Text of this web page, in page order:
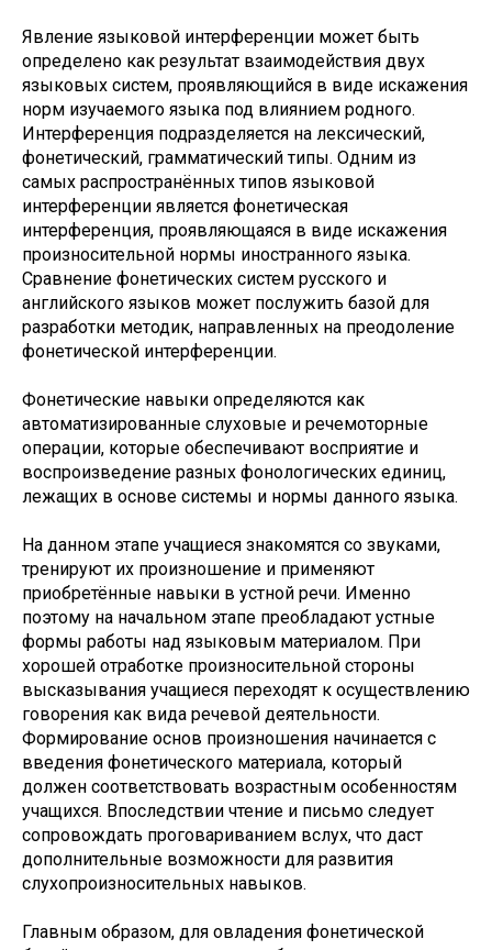
Явление языковой интерференции может быть
определено как результат взаимодействия двух
языковых систем, проявляющийся в виде искажения
норм изучаемого языка под влиянием родного.
Интерференция подразделяется на лексический,
фонетический, грамматический типы. Одним из
самых распространённых типов языковой
интерференции является фонетическая
интерференция, проявляющаяся в виде искажения
произносительной нормы иностранного языка.
Сравнение фонетических систем русского и
английского языков может послужить базой для
разработки методик, направленных на преодоление
фонетической интерференции.
Фонетические навыки определяются как
автоматизированные слуховые и речемоторные
операции, которые обеспечивают восприятие и
воспроизведение разных фонологических единиц,
лежащих в основе системы и нормы данного языка.
На данном этапе учащиеся знакомятся со звуками,
тренируют их произношение и применяют
приобретённые навыки в устной речи. Именно
поэтому на начальном этапе преобладают устные
формы работы над языковым материалом. При
хорошей отработке произносительной стороны
высказывания учащиеся переходят к осуществлению
говорения как вида речевой деятельности.
Формирование основ произношения начинается с
введения фонетического материала, который
должен соответствовать возрастным особенностям
учащихся. Впоследствии чтение и письмо следует
сопровождать проговариванием вслух, что даст
дополнительные возможности для развития
слухопроизносительных навыков.
Главным образом, для овладения фонетической